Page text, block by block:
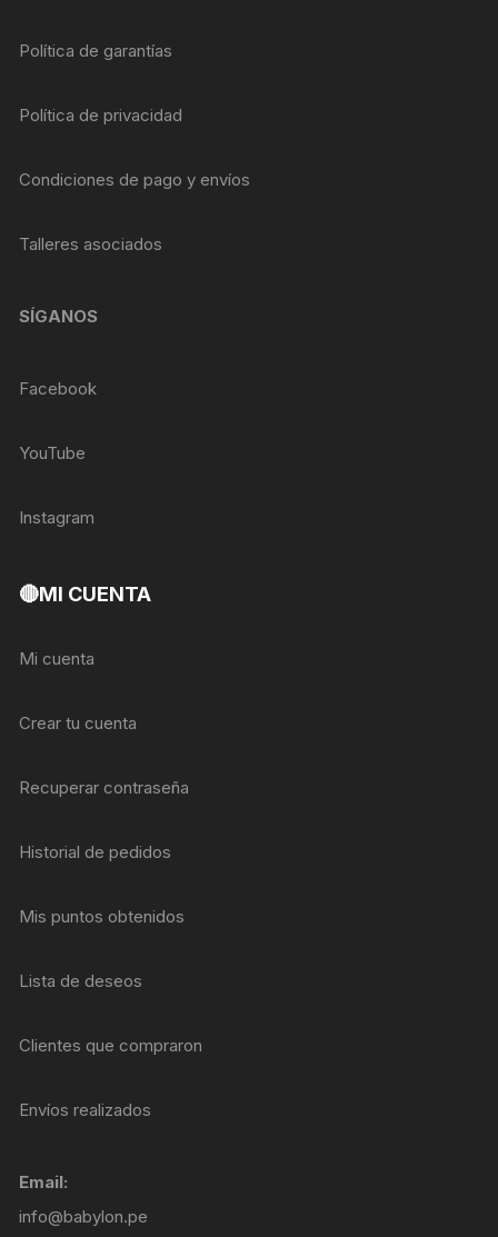
Política de garantías
Política de privacidad
Condiciones de pago y envíos
Talleres asociados
SÍGANOS
Facebook
YouTube
Instagram
🔴MI CUENTA
Mi cuenta
Crear tu cuenta
Recuperar contraseña
Historial de pedidos
Mis puntos obtenidos
Lista de deseos
Clientes que compraron
Envíos realizados
Email:
info@babylon.pe